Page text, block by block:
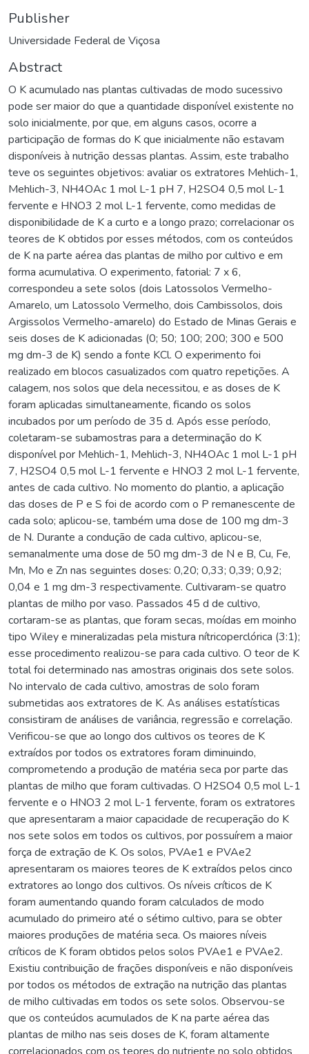
Publisher
Universidade Federal de Viçosa
Abstract
O K acumulado nas plantas cultivadas de modo sucessivo
pode ser maior do que a quantidade disponível existente no
solo inicialmente, por que, em alguns casos, ocorre a
participação de formas do K que inicialmente não estavam
disponíveis à nutrição dessas plantas. Assim, este trabalho
teve os seguintes objetivos: avaliar os extratores Mehlich-1,
Mehlich-3, NH4OAc 1 mol L-1 pH 7, H2SO4 0,5 mol L-1
fervente e HNO3 2 mol L-1 fervente, como medidas de
disponibilidade de K a curto e a longo prazo; correlacionar os
teores de K obtidos por esses métodos, com os conteúdos
de K na parte aérea das plantas de milho por cultivo e em
forma acumulativa. O experimento, fatorial: 7 x 6,
correspondeu a sete solos (dois Latossolos Vermelho-
Amarelo, um Latossolo Vermelho, dois Cambissolos, dois
Argissolos Vermelho-amarelo) do Estado de Minas Gerais e
seis doses de K adicionadas (0; 50; 100; 200; 300 e 500
mg dm-3 de K) sendo a fonte KCl. O experimento foi
realizado em blocos casualizados com quatro repetições. A
calagem, nos solos que dela necessitou, e as doses de K
foram aplicadas simultaneamente, ficando os solos
incubados por um período de 35 d. Após esse período,
coletaram-se subamostras para a determinação do K
disponível por Mehlich-1, Mehlich-3, NH4OAc 1 mol L-1 pH
7, H2SO4 0,5 mol L-1 fervente e HNO3 2 mol L-1 fervente,
antes de cada cultivo. No momento do plantio, a aplicação
das doses de P e S foi de acordo com o P remanescente de
cada solo; aplicou-se, também uma dose de 100 mg dm-3
de N. Durante a condução de cada cultivo, aplicou-se,
semanalmente uma dose de 50 mg dm-3 de N e B, Cu, Fe,
Mn, Mo e Zn nas seguintes doses: 0,20; 0,33; 0,39; 0,92;
0,04 e 1 mg dm-3 respectivamente. Cultivaram-se quatro
plantas de milho por vaso. Passados 45 d de cultivo,
cortaram-se as plantas, que foram secas, moídas em moinho
tipo Wiley e mineralizadas pela mistura nítricoperclórica (3:1);
esse procedimento realizou-se para cada cultivo. O teor de K
total foi determinado nas amostras originais dos sete solos.
No intervalo de cada cultivo, amostras de solo foram
submetidas aos extratores de K. As análises estatísticas
consistiram de análises de variância, regressão e correlação.
Verificou-se que ao longo dos cultivos os teores de K
extraídos por todos os extratores foram diminuindo,
comprometendo a produção de matéria seca por parte das
plantas de milho que foram cultivadas. O H2SO4 0,5 mol L-1
fervente e o HNO3 2 mol L-1 fervente, foram os extratores
que apresentaram a maior capacidade de recuperação do K
nos sete solos em todos os cultivos, por possuírem a maior
força de extração de K. Os solos, PVAe1 e PVAe2
apresentaram os maiores teores de K extraídos pelos cinco
extratores ao longo dos cultivos. Os níveis críticos de K
foram aumentando quando foram calculados de modo
acumulado do primeiro até o sétimo cultivo, para se obter
maiores produções de matéria seca. Os maiores níveis
críticos de K foram obtidos pelos solos PVAe1 e PVAe2.
Existiu contribuição de frações disponíveis e não disponíveis
por todos os métodos de extração na nutrição das plantas
de milho cultivadas em todos os sete solos. Observou-se
que os conteúdos acumulados de K na parte aérea das
plantas de milho nas seis doses de K, foram altamente